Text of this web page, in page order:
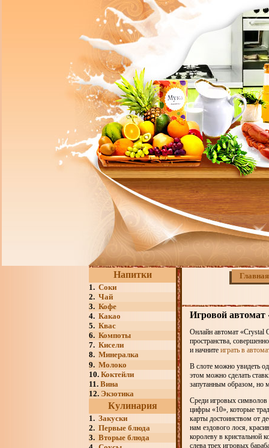
Напитки
1. Соки
2. Чай
3. Кофе
4. Какао
5. Квас
6. Компоты
7. Кисели
8. Минералка
9. Молоко
10. Коктейли
11. Вина
12. Экзотика
Кулинария
1. Закуски
2. Первые блюда
3. Вторые блюда
Главная
Игровой автомат
Онлайн автомат «Crystal
пространства,
и начните играть в
В слоте можно увидеть
этом можно сделать
запутанным образом, но
Среди игровых символов
цифры «10», которые
карты достоинством от
нам ездового лося,
королеву в кристальной
слева трех игровых